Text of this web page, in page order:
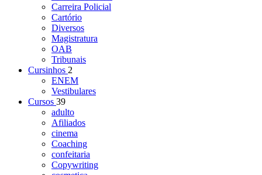
Carreira Policial
Cartório
Diversos
Magistratura
OAB
Tribunais
Cursinhos 2
ENEM
Vestibulares
Cursos 39
adulto
Afiliados
cinema
Coaching
confeitaria
Copywriting